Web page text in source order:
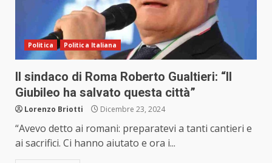
Politica Politica Italiana
Il sindaco di Roma Roberto Gualtieri: “Il
Giubileo ha salvato questa città”
Lorenzo Briotti Dicembre 23, 2024
“Avevo detto ai romani: preparatevi a tanti cantieri e
ai sacrifici. Ci hanno aiutato e ora i...